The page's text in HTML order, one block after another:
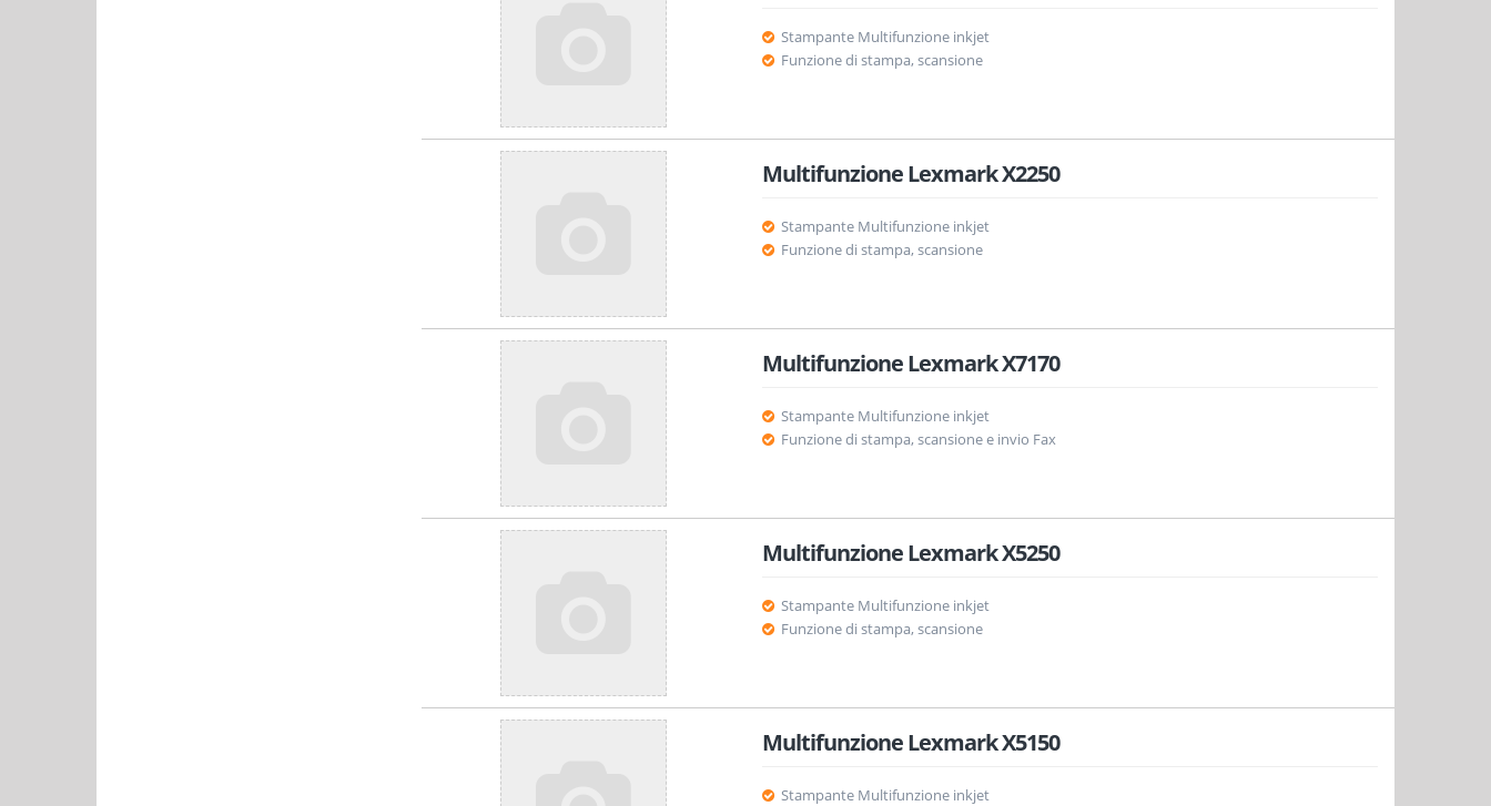
Stampante Multifunzione inkjet
Funzione di stampa, scansione
Multifunzione Lexmark X2250
Stampante Multifunzione inkjet
Funzione di stampa, scansione
Multifunzione Lexmark X7170
Stampante Multifunzione inkjet
Funzione di stampa, scansione e invio Fax
Multifunzione Lexmark X5250
Stampante Multifunzione inkjet
Funzione di stampa, scansione
Multifunzione Lexmark X5150
Stampante Multifunzione inkjet